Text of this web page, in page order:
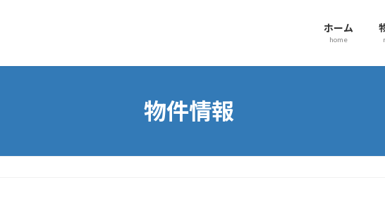
ホーム
home
物件情報